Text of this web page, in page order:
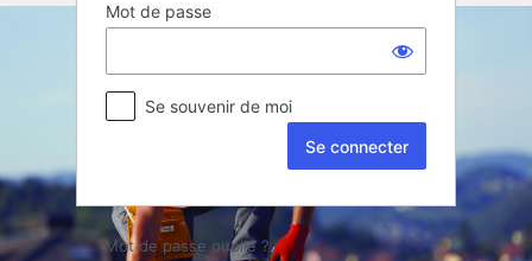
Mot de passe
Se souvenir de moi
Mot de passe oublié ?